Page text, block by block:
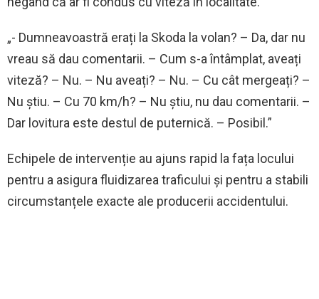
„- Dumneavoastră erați la Skoda la volan? – Da, dar nu
vreau să dau comentarii. – Cum s-a întâmplat, aveați
viteză? – Nu. – Nu aveați? – Nu. – Cu cât mergeați? –
Nu știu. – Cu 70 km/h? – Nu știu, nu dau comentarii. –
Dar lovitura este destul de puternică. – Posibil.”
Echipele de intervenție au ajuns rapid la fața locului
pentru a asigura fluidizarea traficului și pentru a stabili
circumstanțele exacte ale producerii accidentului.